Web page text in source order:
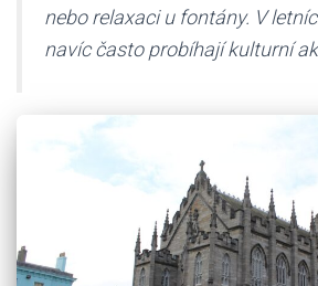
nebo relaxaci u fontány. V
navíc často probíhají kulturní